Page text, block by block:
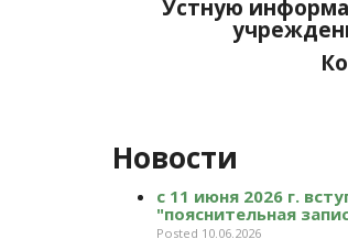
Устную
Новости
с 11 июня 2026 г.
"пояснительная
Posted 10.06.2026